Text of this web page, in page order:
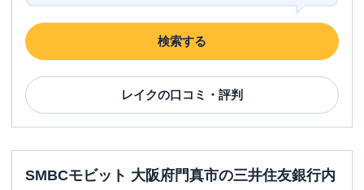
検索する
レイクの口コミ・評判
SMBCモビット 大阪府門真市の三井住友銀行内